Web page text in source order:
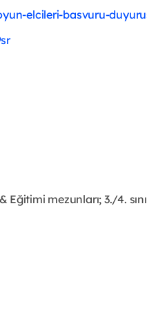
elcileri-basvuru-
mezunları; 3./4.